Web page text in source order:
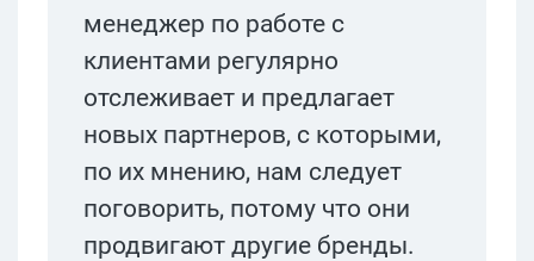
менеджер по работе с
клиентами регулярно
отслеживает и предлагает
новых партнеров, с которыми,
по их мнению, нам следует
поговорить, потому что они
продвигают другие бренды.